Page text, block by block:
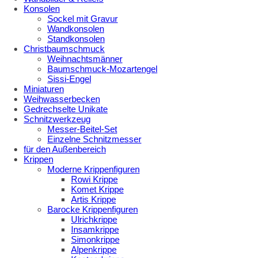
Konsolen
Sockel mit Gravur
Wandkonsolen
Standkonsolen
Christbaumschmuck
Weihnachtsmänner
Baumschmuck-Mozartengel
Sissi-Engel
Miniaturen
Weihwasserbecken
Gedrechselte Unikate
Schnitzwerkzeug
Messer-Beitel-Set
Einzelne Schnitzmesser
für den Außenbereich
Krippen
Moderne Krippenfiguren
Rowi Krippe
Komet Krippe
Artis Krippe
Barocke Krippenfiguren
Ulrichkrippe
Insamkrippe
Simonkrippe
Alpenkrippe